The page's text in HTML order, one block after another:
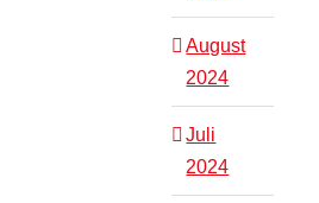
August
2024
Juli
2024